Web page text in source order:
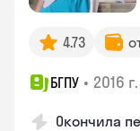
4.73
БГПУ • 2016 г.
Окончила